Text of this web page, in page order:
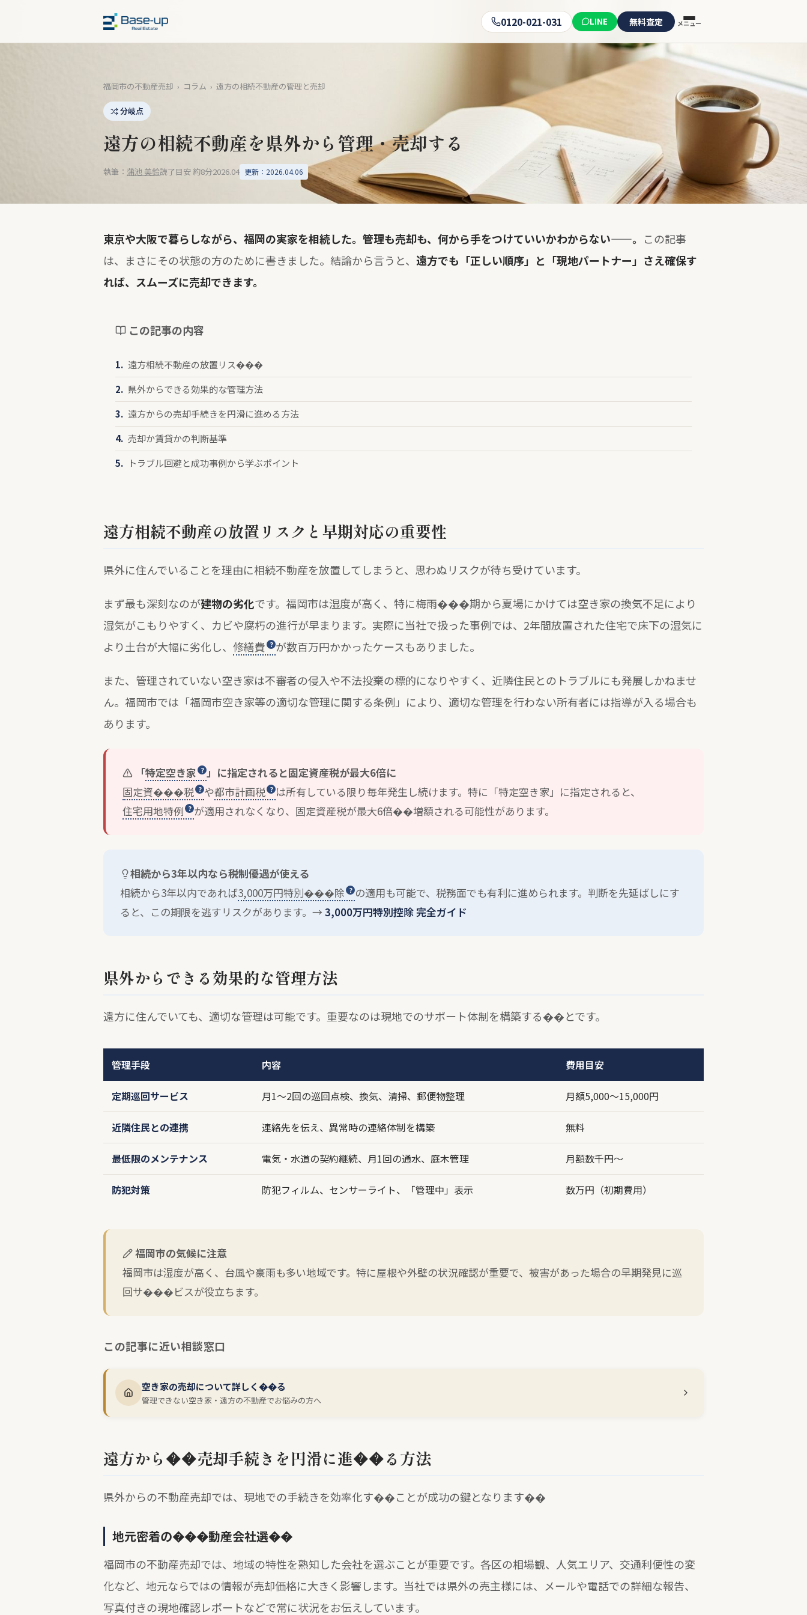
0120-021-031 LINE 無料査定 メニュー
福岡市の不動産売却 › コラム › 遠方の相続不動産の管理と売却
分岐点
遠方の相続不動産を県外から管理・売却する
執筆： 蒲池 美鈴読了目安 約8分2026.04 更新：2026.04.06
東京や大阪で暮らしながら、福岡の実家を相続した。管理も売却も、何から手をつけていいかわからない——。 この記事
は、まさにその状態の方のために書きました。結論から言うと、 遠方でも「正しい順序」と「現地パートナー」さえ確保す
れば、スムーズに売却できます。
この記事の内容
遠方相続不動産の放置リス���
県外からできる効果的な管理方法
遠方からの売却手続きを円滑に進める方法
売却か賃貸かの判断基準
トラブル回避と成功事例から学ぶポイント
遠方相続不動産の放置リスクと早期対応の重要性
県外に住んでいることを理由に相続不動産を放置してしまうと、思わぬリスクが待ち受けています。
まず最も深刻なのが建物の劣化です。福岡市は湿度が高く、特に梅雨���期から夏場にかけては空き家の換気不足により
湿気がこもりやすく、カビや腐朽の進行が早まります。実際に当社で扱った事例では、2年間放置された住宅で床下の湿気に
より土台が大幅に劣化し、 修繕費 が数百万円かかったケースもありました。
また、管理されていない空き家は不審者の侵入や不法投棄の標的になりやすく、近隣住民とのトラブルにも発展しかねませ
ん。福岡市では「福岡市空き家等の適切な管理に関する条例」により、適切な管理を行わない所有者には指導が入る場合も
あります。
「特定空き家
」に指定されると固定資産税が最大6倍に
固定資���税
や都市計画税
は所有している限り毎年発生し続けます。特に「特定空き家」に指定されると、
住宅用地特例
が適用されなくなり、固定資産税が最大6倍��増額される可能性があります。
相続から3年以内なら税制優遇が使える
相続から3年以内であれば3,000万円特別���除
の適用も可能で、税務面でも有利に進められます。判断を先延ばしにす
ると、この期限を逃すリスクがあります。→ 3,000万円特別控除 完全ガイド
県外からできる効果的な管理方法
遠方に住んでいても、適切な管理は可能です。重要なのは現地でのサポート体制を構築する��とです。
管理手段 内容 費用目安
定期巡回サービス 月1〜2回の巡回点検、換気、清掃、郵便物整理 月額5,000〜15,000円
近隣住民との連携 連絡先を伝え、異常時の連絡体制を構築 無料
最低限のメンテナンス 電気・水道の契約継続、月1回の通水、庭木管理 月額数千円〜
防犯対策 防犯フィルム、センサーライト、「管理中」表示 数万円（初期費用）
福岡市の気候に注意
福岡市は湿度が高く、台風や豪雨も多い地域です。特に屋根や外壁の状況確認が重要で、被害があった場合の早期発見に巡
回サ���ビスが役立ちます。
この記事に近い相談窓口
空き家の売却について詳しく��る
管理できない空き家・遠方の不動産でお悩みの方へ
遠方から��売却手続きを円滑に進��る方法
県外からの不動産売却では、現地での手続きを効率化す��ことが成功の鍵となります��
地元密着の���動産会社選��
福岡市の不動産売却では、地域の特性を熟知した会社を選ぶことが重要です。各区の相場観、人気エリア、交通利便性の変
化など、地元ならではの情報が売却価格に大きく影響します。当社では県外の売主様には、メールや電話での詳細な報告、
写真付きの現地確認レポートなどで常に状況をお伝えしています。